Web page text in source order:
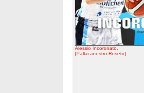
Alessio Incoronato.
[Pallacanestro Roseto]